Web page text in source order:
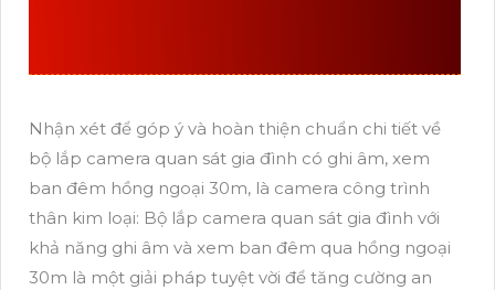
Nhận xét để góp ý và hoàn thiện chuẩn chi tiết về
bộ lắp camera quan sát gia đình có ghi âm, xem
ban đêm hồng ngoại 30m, là camera công trình
thân kim loại: Bộ lắp camera quan sát gia đình với
khả năng ghi âm và xem ban đêm qua hồng ngoại
30m là một giải pháp tuyệt vời để tăng cường an